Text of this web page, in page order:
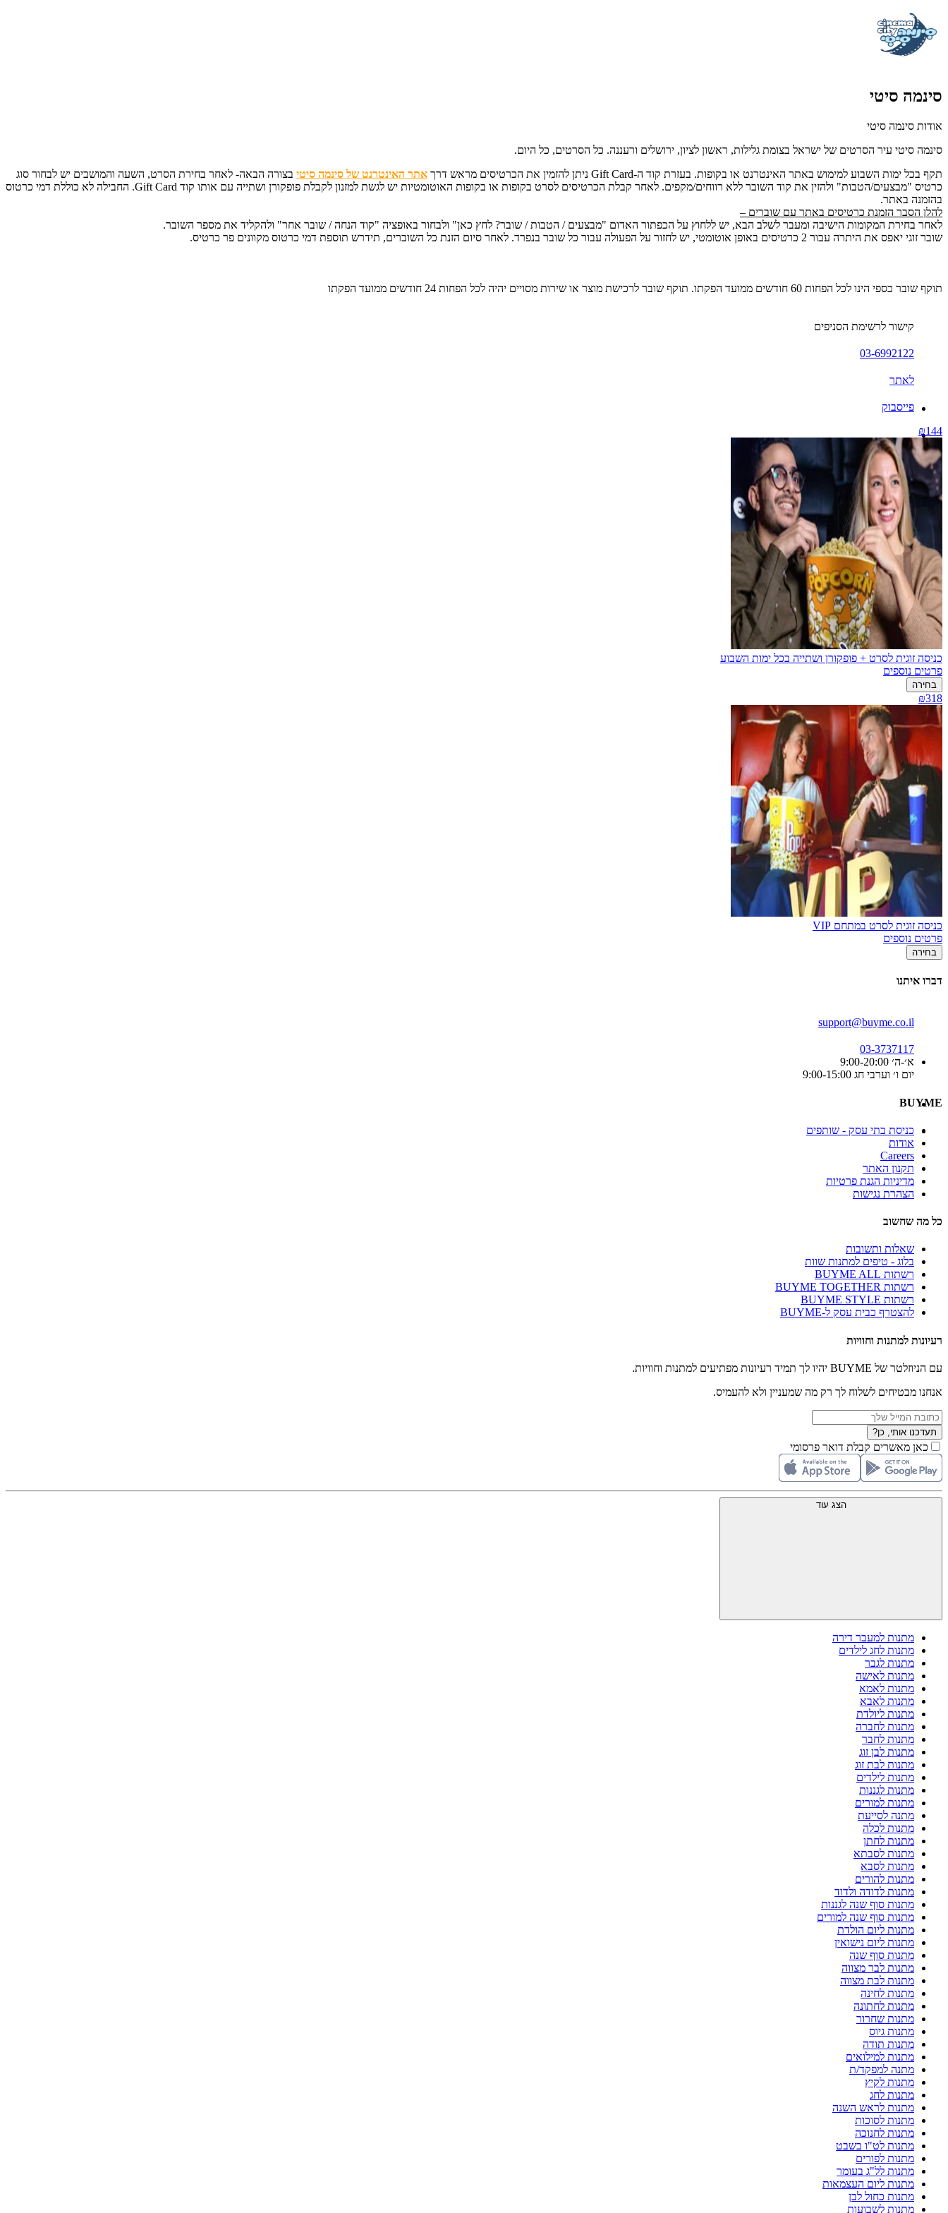
סינמה סיטי
אודות סינמה סיטי
סינמה סיטי עיר הסרטים של ישראל בצומת גלילות, ראשון לציון, ירושלים ורעננה. כל הסרטים, כל היום.
תקף בכל ימות השבוע למימוש באתר האינטרנט או בקופות. בעזרת קוד ה-Gift Card ניתן להזמין את הכרטיסים מראש דרך אתר האינטרנט של סינמה סיטי בצורה הבאה- לאחר בחירת הסרט, השעה והמושבים יש לבחור סוג
כרטיס "מבצעים/הטבות" ולהזין את קוד השובר ללא רווחים/מקפים. לאחר קבלת הכרטיסים לסרט בקופות או בקופות האוטומטיות יש לגשת למזנון לקבלת פופקורן ושתייה עם אותו קוד Gift Card. החבילה לא כוללת דמי כרטוס
בהזמנה באתר.
להלן הסבר הזמנת כרטיסים באתר עם שוברים –
לאחר בחירת המקומות הישיבה ומעבר לשלב הבא, יש ללחוץ על הכפתור האדום "מבצעים / הטבות / שובר? לחץ כאן" ולבחור באופציה "קוד הנחה / שובר אחר" ולהקליד את מספר השובר.
שובר זוגי יאפס את היתרה עבור 2 כרטיסים באופן אוטומטי, יש לחזור על הפעולה עבור כל שובר בנפרד. לאחר סיום הזנת כל השוברים, תידרש תוספת דמי כרטוס מקוונים פר כרטיס.
תוקף שובר כספי הינו לכל הפחות 60 חודשים ממועד הפקתו. תוקף שובר לרכישת מוצר או שירות מסויים יהיה לכל הפחות 24 חודשים ממועד הפקתו
קישור לרשימת הסניפים
03-6992122
לאתר
פייסבוק
₪144
כניסה זוגית לסרט + פופקורן ושתייה בכל ימות השבוע
פרטים נוספים
בחירה
₪318
כניסה זוגית לסרט במתחם VIP
פרטים נוספים
בחירה
דברו איתנו
support@buyme.co.il
03-3737117
א׳-ה׳ 9:00-20:00
יום ו׳ וערבי חג 9:00-15:00
BUYME
כניסת בתי עסק - שותפים
אודות
Careers
תקנון האתר
מדיניות הגנת פרטיות
הצהרת נגישות
כל מה שחשוב
שאלות ותשובות
בלוג - טיפים למתנות שוות
רשתות BUYME ALL
רשתות BUYME TOGETHER
רשתות BUYME STYLE
להצטרף כבית עסק ל-BUYME
רעיונות למתנות וחוויות
עם הניוזלטר של BUYME יהיו לך תמיד רעיונות מפתיעים למתנות וחוויות.
אנחנו מבטיחים לשלוח לך רק מה שמעניין ולא להעמיס.
תעדכנו אותי, כן?
כאן מאשרים קבלת דואר פרסומי
הצג עוד
מתנות למעבר דירה
מתנות לחג לילדים
מתנות לגבר
מתנות לאישה
מתנות לאמא
מתנות לאבא
מתנות ליולדת
מתנות לחברה
מתנות לחבר
מתנות לבן זוג
מתנות לבת זוג
מתנות לילדים
מתנות לגננות
מתנות למורים
מתנה לסייעת
מתנות לכלה
מתנות לחתן
מתנות לסבתא
מתנות לסבא
מתנות להורים
מתנות לדודה ולדוד
מתנות סוף שנה לגננות
מתנות סוף שנה למורים
מתנות ליום הולדת
מתנות ליום נישואין
מתנות סוף שנה
מתנות לבר מצווה
מתנות לבת מצווה
מתנות לחינה
מתנות לחתונה
מתנות שחרור
מתנות גיוס
מתנות תודה
מתנות למילואים
מתנה למפקד/ת
מתנות לקיץ
מתנות לחג
מתנות לראש השנה
מתנות לסוכות
מתנות לחנוכה
מתנות לט"ו בשבט
מתנות לפורים
מתנות לל"ג בעומר
מתנות ליום העצמאות
מתנות כחול לבן
מתנות לשבועות